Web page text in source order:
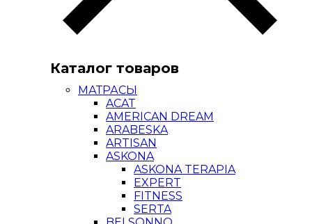
Каталог товаров
МАТРАСЫ
ACAT
AMERICAN DREAM
ARABESKA
ARTISAN
ASKONA
ASKONA TERAPIA
EXPERT
FITNESS
SERTA